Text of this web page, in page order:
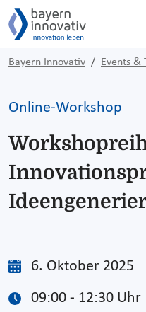
Bayern Innovativ Events &
Online-Workshop
6. Oktober 2025
09:00 - 12:30 Uhr